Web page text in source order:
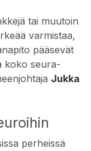
tai muutoin
varmistaa,
pääsevät
koko seura-
Jukka
perheissä